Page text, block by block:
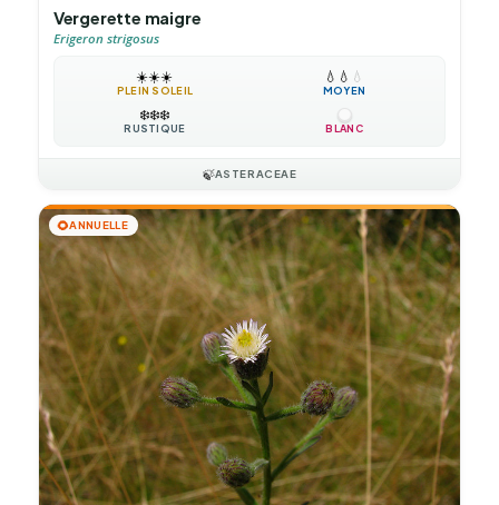
Vergerette maigre
Erigeron strigosus
☀️☀️☀️
PLEIN SOLEIL
💧 💧 💧
MOYEN
❄️❄️❄️
RUSTIQUE BLANC
🍃ASTERACEAE
🌻ANNUELLE